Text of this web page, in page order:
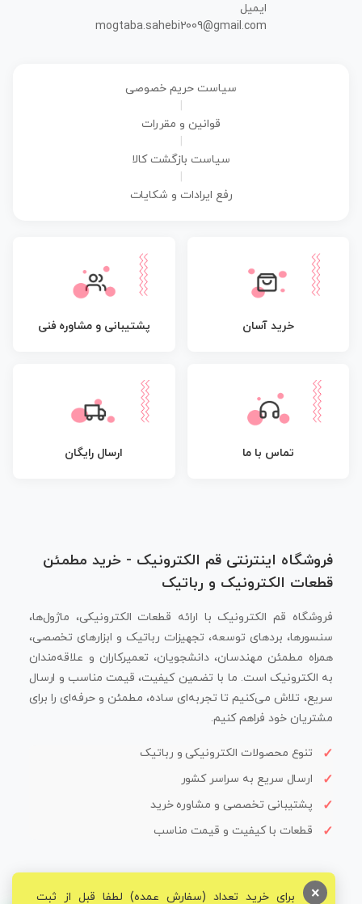
ایمیل
mogtaba.sahebi2009@gmail.com
سیاست حریم خصوصی
قوانین و مقررات
سیاست بازگشت کالا
رفع ایرادات و شکایات
خرید آسان پشتیبانی و مشاوره فنی
تماس با ما ارسال رایگان
فروشگاه اینترنتی قم الکترونیک - خرید مطمئن
قطعات الکترونیک و رباتیک
فروشگاه قم الکترونیک با ارائه قطعات الکترونیکی، ماژول‌ها،
سنسورها، بردهای توسعه، تجهیزات رباتیک و ابزارهای تخصصی،
همراه مطمئن مهندسان، دانشجویان، تعمیرکاران و علاقه‌مندان
به الکترونیک است. ما با تضمین کیفیت، قیمت مناسب و ارسال
سریع، تلاش می‌کنیم تا تجربه‌ای ساده، مطمئن و حرفه‌ای را برای
مشتریان خود فراهم کنیم.
تنوع محصولات الکترونیکی و رباتیک
ارسال سریع به سراسر کشور
پشتیبانی تخصصی و مشاوره خرید
قطعات با کیفیت و قیمت مناسب
برای خرید تعداد (سفارش عمده) لطفا قبل از ثبت ×